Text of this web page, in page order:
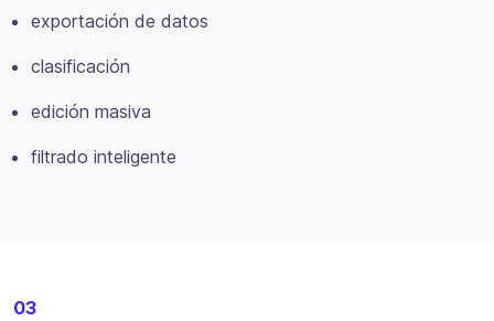
exportación de datos
clasificación
edición masiva
filtrado inteligente
03